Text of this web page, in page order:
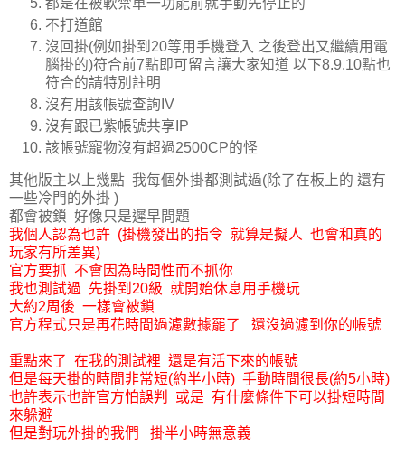
都是在被軟禁單一功能前就手動先停止的
不打道館
沒回掛(例如掛到20等用手機登入 之後登出又繼續用電
腦掛的)符合前7點即可留言讓大家知道 以下8.9.10點也
符合的請特別註明
沒有用該帳號查詢IV
沒有跟已紫帳號共享IP
該帳號寵物沒有超過2500CP的怪
其他版主以上幾點 我每個外掛都測試過(除了在板上的 還有
一些冷門的外掛 )
都會被鎖 好像只是遲早問題
我個人認為也許 (掛機發出的指令 就算是擬人 也會和真的
玩家有所差異)
官方要抓 不會因為時間性而不抓你
我也測試過 先掛到20級 就開始休息用手機玩
大約2周後 一樣會被鎖
官方程式只是再花時間過濾數據罷了 還沒過濾到你的帳號
重點來了 在我的測試裡 還是有活下來的帳號
但是每天掛的時間非常短(約半小時) 手動時間很長(約5小時)
也許表示也許官方怕誤判 或是 有什麼條件下可以掛短時間
來躲避
但是對玩外掛的我們 掛半小時無意義